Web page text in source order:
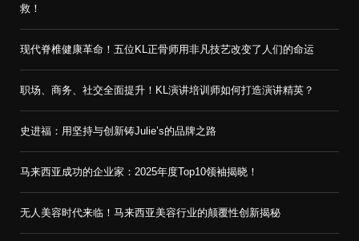
救！
现代脊椎健康革命！五位KL正骨师用非凡技艺改变了人们的命运
职场、商务、社交全面提升！KL演讲培训师如何打造演讲精英？
史进福：用坚持与创新铸Julie’s的品牌之路
马来西亚成功的企业家：2025年度Top10领袖揭晓！
无人美容时代来临！马来西亚美容行业的颠覆性创新揭秘